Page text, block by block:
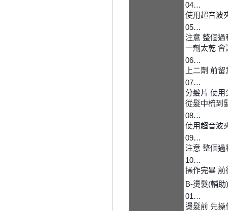
04…
使用超音波
05…
注意 整個過
一劑太乾 會
06…
上二劑 前
07…
分髮片 使用
從髮中梳到
08…
使用超音波
09…
注意 整個過
10…
操作完畢 前
B-燙髮(輔助)
01…
燙髮前 先操